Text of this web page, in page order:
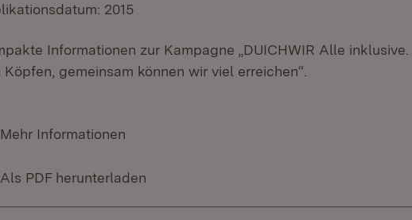
2015
Informationen zur Kampagne „DUICHWIR Alle
Köpfen, gemeinsam können wir viel erreichen“.
Mehr Informationen
Download:
Als PDF herunterladen